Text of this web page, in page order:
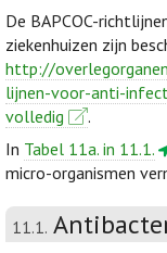
De BAPCOC-
ziekenhuizen zijn
http://
lijnen-voor-anti-
volledig
.
In Tabel 11a. in 11.1.
micro-organismen
11.1.